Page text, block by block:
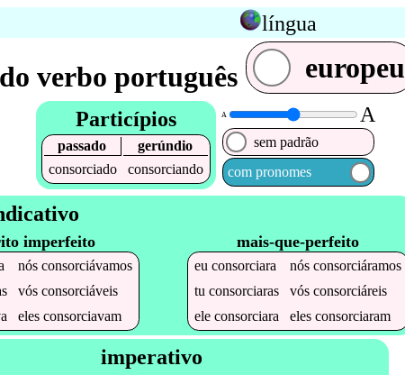
língua
verbo português europeu
Particípios
passado
gerúndio
consorciado
consorciando
A A
sem padrão
com pronomes
imperfeito
nós consorciávamos
vós consorciáveis
eles consorciavam
mais-que-perfeito
euconsorciara nósconsorciáramos
tuconsorciaras vósconsorciáreis
eleconsorciara elesconsorciaram
imperativo